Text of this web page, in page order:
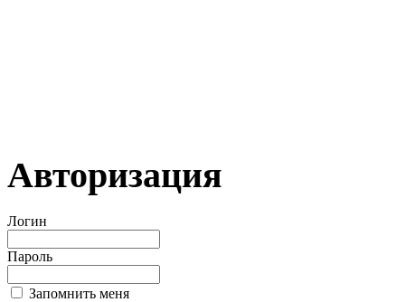
Авторизация
Логин
Пароль
Запомнить меня